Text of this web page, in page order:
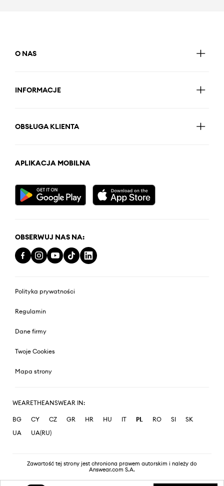
O NAS
INFORMACJE
OBSŁUGA KLIENTA
APLIKACJA MOBILNA
OBSERWUJ NAS NA:
Polityka prywatności
Regulamin
Dane firmy
Twoje Cookies
Mapa strony
WEARETHEANSWEAR IN:
BG CY CZ GR HR HU IT PL RO SI
SK
UA
UA(RU)
Zawartość tej strony jest chroniona prawem autorskim i należy do
Answear.com S.A.